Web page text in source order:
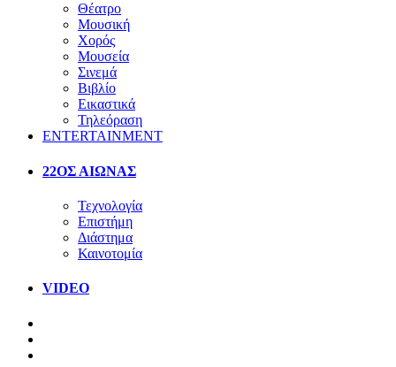
Θέατρο
Μουσική
Χορός
Μουσεία
Σινεμά
Βιβλίο
Εικαστικά
Τηλεόραση
ENTERTAINMENT
22ΟΣ ΑΙΩΝΑΣ
Τεχνολογία
Επιστήμη
Διάστημα
Καινοτομία
VIDEO